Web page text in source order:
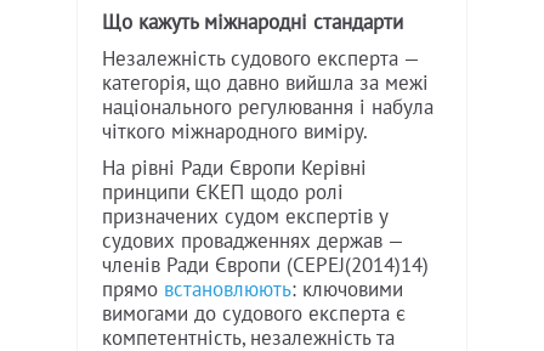
Що кажуть міжнародні стандарти
Незалежність судового експерта —
категорія, що давно вийшла за межі
національного регулювання і набула
чіткого міжнародного виміру.
На рівні Ради Європи Керівні
принципи ЄКЕП щодо ролі
призначених судом експертів у
судових провадженнях держав —
членів Ради Європи (CEPEJ(2014)14)
прямо встановлюють: ключовими
вимогами до судового експерта є
компетентність, незалежність та